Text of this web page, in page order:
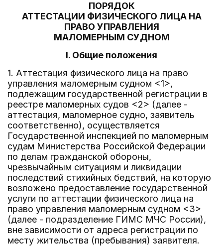
ПОРЯДОК
АТТЕСТАЦИИ ФИЗИЧЕСКОГО ЛИЦА НА
ПРАВО УПРАВЛЕНИЯ
МАЛОМЕРНЫМ СУДНОМ
I. Общие положения
1. Аттестация физического лица на право
управления маломерным судном <1>,
подлежащим государственной регистрации в
реестре маломерных судов <2> (далее -
аттестация, маломерное судно, заявитель
соответственно), осуществляется
Государственной инспекцией по маломерным
судам Министерства Российской Федерации
по делам гражданской обороны,
чрезвычайным ситуациям и ликвидации
последствий стихийных бедствий, на которую
возложено предоставление государственной
услуги по аттестации физического лица на
право управления маломерным судном <3>
(далее - подразделение ГИМС МЧС России),
вне зависимости от адреса регистрации по
месту жительства (пребывания) заявителя.